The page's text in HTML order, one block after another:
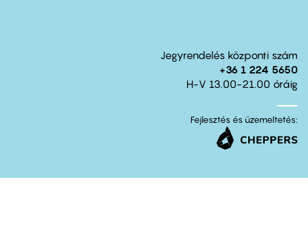
Jegyrendelés központi szám
+36 1 224 5650
H-V 13.00-21.00 óráig
Fejlesztés és üzemeltetés: